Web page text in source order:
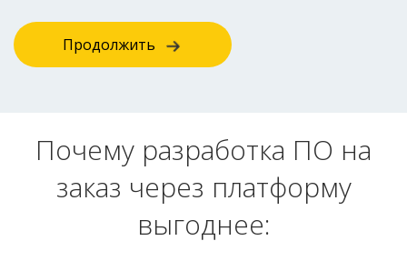
Продолжить
Почему разработка ПО на
заказ через платформу
выгоднее: